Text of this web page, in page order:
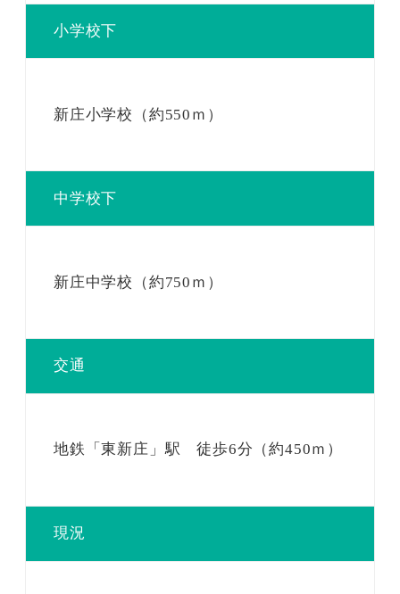
小学校下
新庄小学校（約550ｍ）
中学校下
新庄中学校（約750ｍ）
交通
地鉄「東新庄」駅 徒歩6分（約450ｍ）
現況